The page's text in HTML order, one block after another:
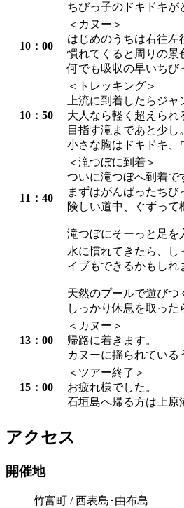
ちびっ子のドキドキが
10：00
＜カヌー＞
はじめのうちは右往左
慣れてくると周りの景
何でも吸収の早いちび
10：50
＜トレッキング＞
上流に到着したらジ
大人なら軽く超えられ
目指す滝まであと少し。
小さな胸はドキドキ、
11：40
＜滝つぼに到着＞
ついに滝つぼへ到着で
まずはがんばったちび
険しい道中、ぐずって
滝つぼにそーっと足を
水に慣れてきたら、
イブもできるかもしれ
天然のプールで遊びつ
しっかり休息を取った
13：00
＜カヌー＞
帰路に着きます。
カヌーに揺られている
15：00
＜ツアー終了＞
お疲れ様でした。
石垣島へ帰る方は上原
アクセス
開催地
竹富町 / 西表島･由布島